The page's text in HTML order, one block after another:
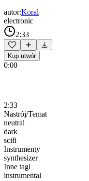
autor:Koral
electronic
2:33
Kup utwór
0:00
2:33
Nastrój/Temat
neutral
dark
scifi
Instrumenty
synthesizer
Inne tagi
instrumental